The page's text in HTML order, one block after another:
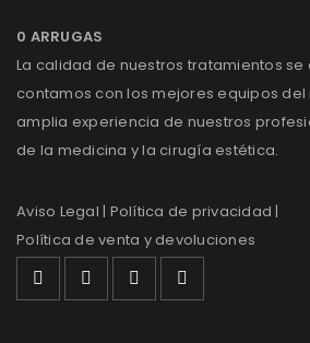
0 ARRUGAS
La calidad de nuestros tratamientos se
contamos con los mejores equipos
amplia experiencia de nuestros
de la medicina y la cirugía estética.
Aviso Legal | Política de privacidad |
Política de venta y devoluciones